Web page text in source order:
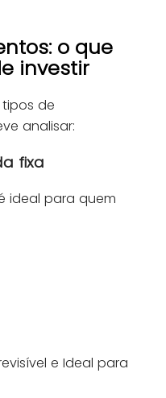
o que
investir
de
analisar:
fixa
ideal para quem
e Ideal para